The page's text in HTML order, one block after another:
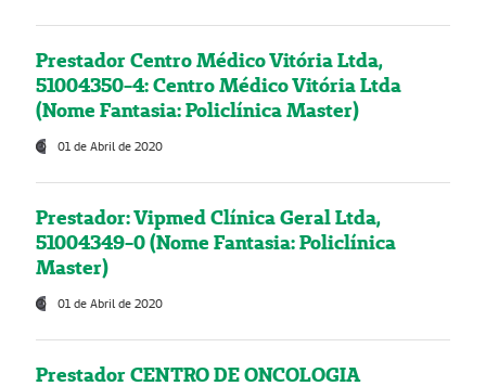
Prestador Centro Médico Vitória Ltda,
51004350-4: Centro Médico Vitória Ltda
(Nome Fantasia: Policlínica Master)
01 de Abril de 2020
Prestador: Vipmed Clínica Geral Ltda,
51004349-0 (Nome Fantasia: Policlínica
Master)
01 de Abril de 2020
Prestador CENTRO DE ONCOLOGIA